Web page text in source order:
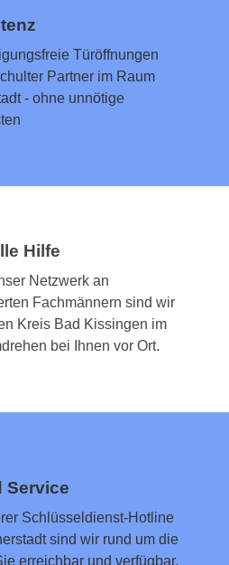
Türöffnungen
Partner im Raum
- ohne unnötige
Hilfe
Netzwerk an
Fachmännern sind wir
Kreis Bad Kissingen im
bei Ihnen vor Ort.
Service
Schlüsseldienst-Hotline
sind wir rund um die
erreichbar und verfügbar.